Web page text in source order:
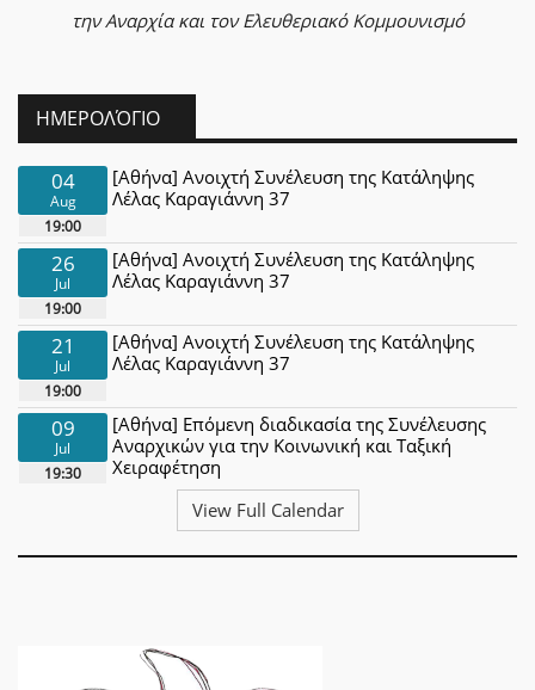
την Αναρχία και τον Ελευθεριακό Κομμουνισμό
ΗΜΕΡΟΛΌΓΙΟ
04
Aug
19:00
[Αθήνα] Ανοιχτή Συνέλευση της Κατάληψης
Λέλας Καραγιάννη 37
26
Jul
19:00
[Αθήνα] Ανοιχτή Συνέλευση της Κατάληψης
Λέλας Καραγιάννη 37
21
Jul
19:00
[Αθήνα] Ανοιχτή Συνέλευση της Κατάληψης
Λέλας Καραγιάννη 37
09
Jul
19:30
[Αθήνα] Επόμενη διαδικασία της Συνέλευσης
Αναρχικών για την Κοινωνική και Ταξική
Χειραφέτηση
View Full Calendar